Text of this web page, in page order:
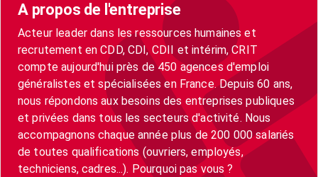
A propos de l'entreprise
Acteur leader dans les ressources humaines et
recrutement en CDD, CDI, CDII et intérim, CRIT
compte aujourd'hui près de 450 agences d'emploi
généralistes et spécialisées en France. Depuis 60 ans,
nous répondons aux besoins des entreprises publiques
et privées dans tous les secteurs d'activité. Nous
accompagnons chaque année plus de 200 000 salariés
de toutes qualifications (ouvriers, employés,
techniciens, cadres...). Pourquoi pas vous ?